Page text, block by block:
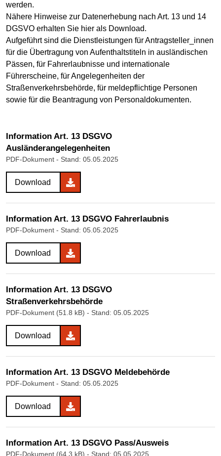
werden.
Nähere Hinweise zur Datenerhebung nach Art. 13 und 14
DGSVO erhalten Sie hier als Download.
Aufgeführt sind die Dienstleistungen für Antragsteller_innen
für die Übertragung von Aufenthaltstiteln in ausländischen
Pässen, für Fahrerlaubnisse und internationale
Führerscheine, für Angelegenheiten der
Straßenverkehrsbehörde, für meldepflichtige Personen
sowie für die Beantragung von Personaldokumenten.
Information Art. 13 DSGVO
Ausländerangelegenheiten
PDF-Dokument - Stand: 05.05.2025
Download
Information Art. 13 DSGVO Fahrerlaubnis
PDF-Dokument - Stand: 05.05.2025
Download
Information Art. 13 DSGVO
Straßenverkehrsbehörde
PDF-Dokument (51.8 kB) - Stand: 05.05.2025
Download
Information Art. 13 DSGVO Meldebehörde
PDF-Dokument - Stand: 05.05.2025
Download
Information Art. 13 DSGVO Pass/Ausweis
PDF-Dokument (64.3 kB) - Stand: 05.05.2025